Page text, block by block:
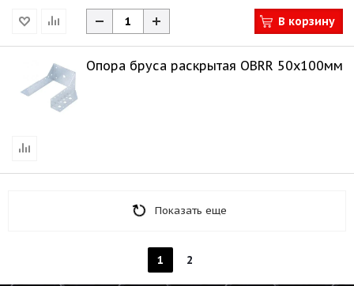
В корзину
Опора бруса раскрытая OBRR 50х100мм
Показать еще
1 2